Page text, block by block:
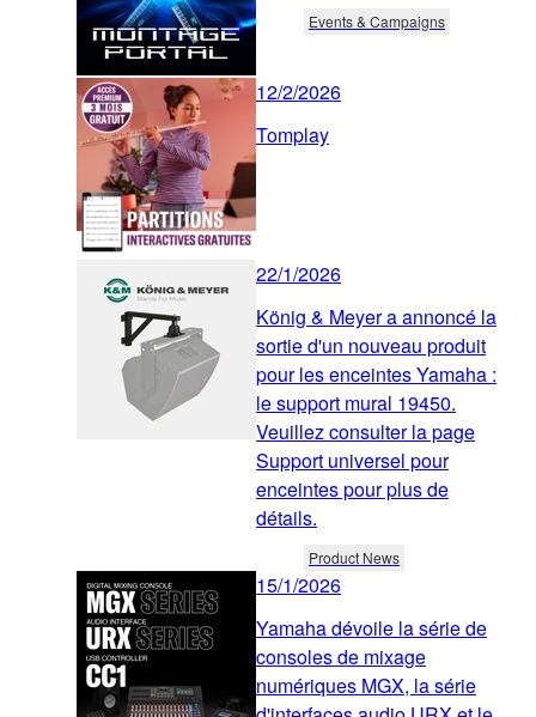
Events & Campaigns
12/2/2026
Tomplay
22/1/2026
König & Meyer a annoncé la
sortie d'un nouveau produit
pour les enceintes Yamaha :
le support mural 19450.
Veuillez consulter la page
Support universel pour
enceintes pour plus de
détails.
Product News
15/1/2026
Yamaha dévoile la série de
consoles de mixage
numériques MGX, la série